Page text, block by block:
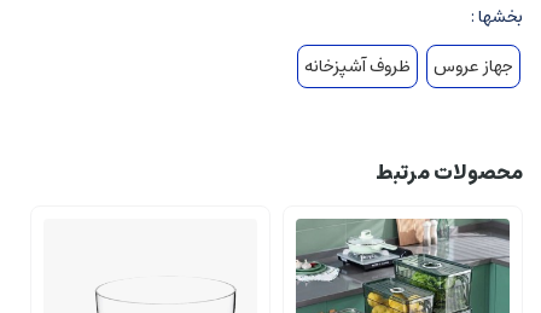
بخشها :
جهاز عروس
ظروف آشپزخانه
محصولات مرتبط